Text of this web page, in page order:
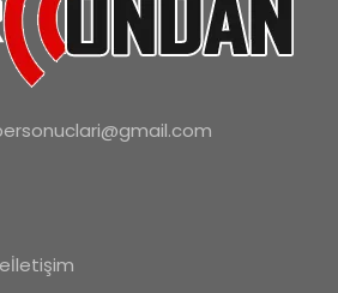
İletişim